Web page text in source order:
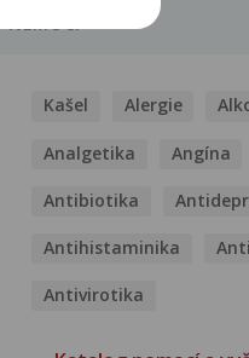
NEMOCI
Kašel Alergie
Analgetika Angína
Antibiotika
Antihistaminika
Antivirotika